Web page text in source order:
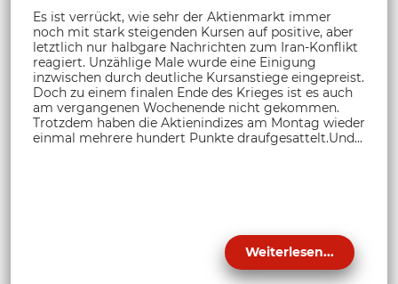
Es ist verrückt, wie sehr der Aktienmarkt immer
noch mit stark steigenden Kursen auf positive, aber
letztlich nur halbgare Nachrichten zum Iran-Konflikt
reagiert. Unzählige Male wurde eine Einigung
inzwischen durch deutliche Kursanstiege eingepreist.
Doch zu einem finalen Ende des Krieges ist es auch
am vergangenen Wochenende nicht gekommen.
Trotzdem haben die Aktienindizes am Montag wieder
einmal mehrere hundert Punkte draufgesattelt.Und...
Weiterlesen...